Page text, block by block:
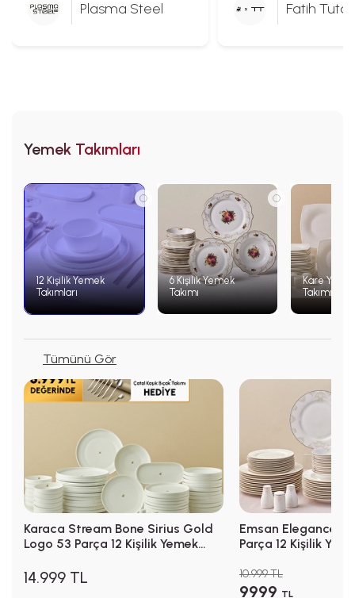
Plasma Steel Fatih
Yemek Takımları
12 Kişilik Yemek
Takımları
6 Kişilik Yemek
Takımı
Kare
Takımı
Tümünü Gör
Karaca Stream Bone Sirius Gold
Logo 53 Parça 12 Kişilik Yemek
14.999 TL
Emsan Elegance
Parça 12 Kişilik
10.999 TL
9999 TL